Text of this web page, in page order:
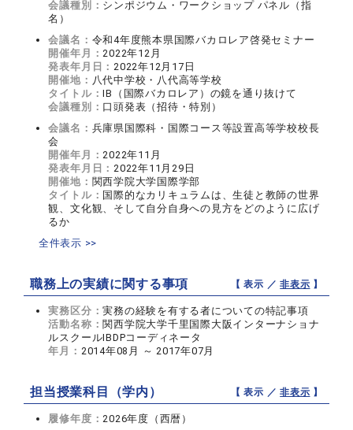
会議種別： シンポジウム・ワークショップ パネル（指
名）
会議名： 令和4年度熊本県国際バカロレア啓発セミナー
開催年月：2022年12月
発表年月日：2022年12月17日
開催地： 八代中学校・八代高等学校
タイトル：IB（国際バカロレア）の鏡を通り抜けて
会議種別： 口頭発表（招待・特別）
会議名： 兵庫県国際科・国際コース等設置高等学校校長
会
開催年月：2022年11月
発表年月日：2022年11月29日
開催地： 関西学院大学国際学部
タイトル： 国際的なカリキュラムは、生徒と教師の世界
観、文化観、そして自分自身への見方をどのように広げ
るか
全件表示 >>
職務上の実績に関する事項 【 表示 ／非表示 】
実務区分：実務の経験を有する者についての特記事項
活動名称： 関西学院大学千里国際大阪インターナショナ
ルスクールIBDPコーディネータ
年月： 2014年08月 ～ 2017年07月
担当授業科目（学内） 【 表示 ／非表示 】
履修年度：2026年度（西暦）